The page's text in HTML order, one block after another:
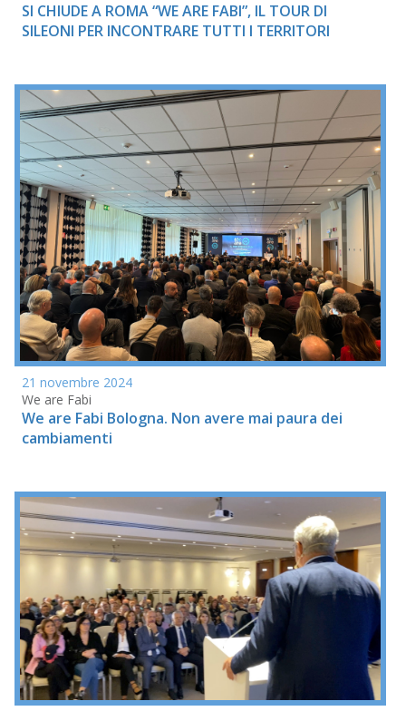
SI CHIUDE A ROMA “WE ARE FABI”, IL TOUR DI
SILEONI PER INCONTRARE TUTTI I TERRITORI
21 novembre 2024
We are Fabi
We are Fabi Bologna. Non avere mai paura dei
cambiamenti